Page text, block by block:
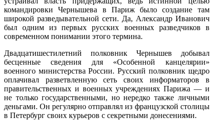
командировки Чернышева в Париж было создание там
широкой разведывательной сети. Да, Александр Иванович
был одним из первых русских военных разведчиков в
современном понимании этого термина.
Двадцатишестилетний полковник Чернышев добывал
бесценные сведения для «Особенной канцелярии»
военного министерства России. Русский полковник щедро
оплачивал разветвленную сеть своих информаторов в
правительственных и военных учреждениях Парижа — и
не только государственными, но нередко также личными
деньгами. Он регулярно отправлял из французской столицы
в Петербург своих курьеров с секретными донесениями.